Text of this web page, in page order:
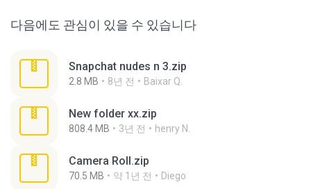
다음에도 관심이 있을 수 있습니다
Snapchat nudes n 3.zip
2.8 MB 8년 전 Baixar Q.
New folder xx.zip
808.4 MB 3년 전 henry N.
Camera Roll.zip
70.5 MB 약 1년 전 Diego